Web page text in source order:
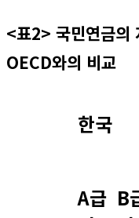
<표2> 국민연금의
OECD와의 비교
한국
A급 B